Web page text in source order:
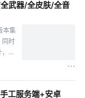
武器/全皮肤/全音
本集
同时
提
频
工服务端+安卓